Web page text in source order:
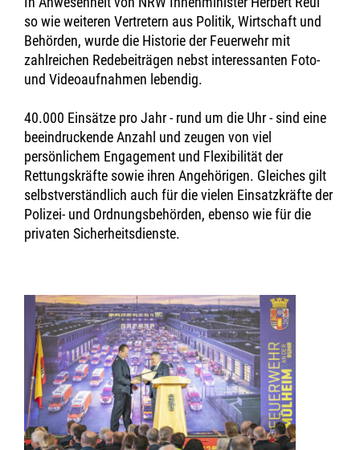
so wie weiteren Vertretern aus Politik, Wirtschaft und
Behörden, wurde die Historie der Feuerwehr mit
zahlreichen Redebeiträgen nebst interessanten Foto-
und Videoaufnahmen lebendig.
40.000 Einsätze pro Jahr - rund um die Uhr - sind eine
beeindruckende Anzahl und zeugen von viel
persönlichem Engagement und Flexibilität der
Rettungskräfte sowie ihren Angehörigen. Gleiches gilt
selbstverständlich auch für die vielen Einsatzkräfte der
Polizei- und Ordnungsbehörden, ebenso wie für die
privaten Sicherheitsdienste.